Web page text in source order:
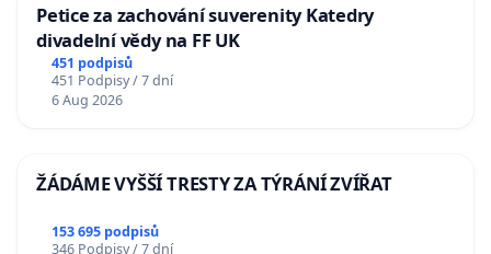
Petice za zachování suverenity Katedry
divadelní vědy na FF UK
451 podpisů
451 Podpisy / 7 dní
6 Aug 2026
ŽÁDÁME VYŠŠÍ TRESTY ZA TÝRÁNÍ ZVÍŘAT
153 695 podpisů
346 Podpisy / 7 dní